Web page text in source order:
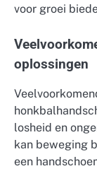
voor groei
oplossingen
losheid en
kan beweging
een